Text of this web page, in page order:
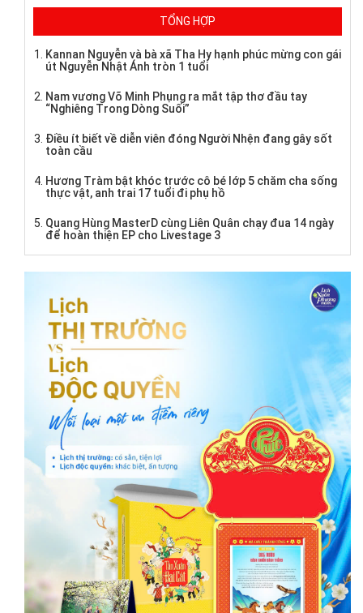
TỔNG HỢP
Kannan Nguyễn và bà xã Tha Hy hạnh phúc mừng con gái
út Nguyễn Nhật Ánh tròn 1 tuổi
Nam vương Võ Minh Phụng ra mắt tập thơ đầu tay
“Nghiêng Trong Dòng Suối”
Điều ít biết về diễn viên đóng Người Nhện đang gây sốt
toàn cầu
Hương Tràm bật khóc trước cô bé lớp 5 chăm cha sống
thực vật, anh trai 17 tuổi đi phụ hồ
Quang Hùng MasterD cùng Liên Quân chạy đua 14 ngày
để hoàn thiện EP cho Livestage 3